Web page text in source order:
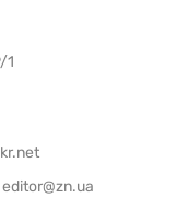
1
editor@zn.ua